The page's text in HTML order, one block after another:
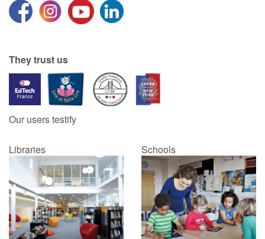
Blog
French book lists for children
Reading for children
Activities and workshops
Dyslexia and reading disorders
They trust us
Our users testify
Libraries Schools